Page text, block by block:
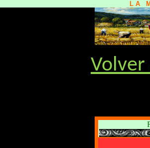
L A